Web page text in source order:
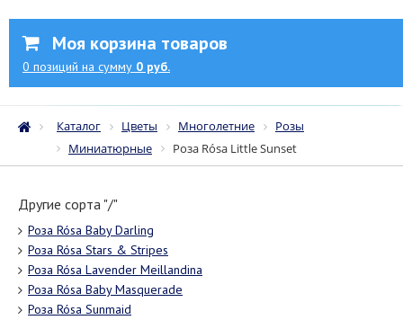
Моя корзина товаров
0 позиций на сумму 0 руб.
Каталог Цветы Многолетние
Розы
Миниатюрные
Роза Rósa Little Sunset
Другие сорта "/"
Роза Rósa Baby Darling
Роза Rósa Stars & Stripes
Роза Rósa Lavender Meillandina
Роза Rósa Baby Masquerade
Роза Rósa Sunmaid